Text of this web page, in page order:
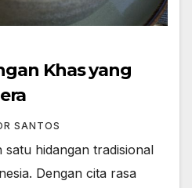
Khas yang
SANTOS
satu hidangan tradisional
Dengan cita rasa